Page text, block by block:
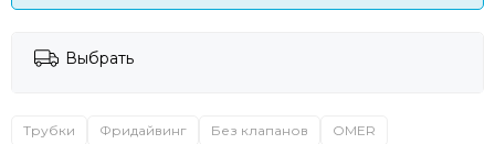
Выбрать
Трубки Фридайвинг Без клапанов
OMER